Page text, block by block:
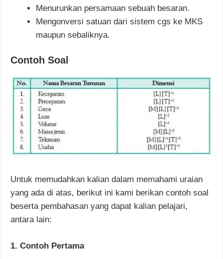
Menurunkan persamaan sebuah besaran.
Mengonversi satuan dari sistem cgs ke MKS
maupun sebaliknya.
Contoh Soal
Untuk memudahkan kalian dalam memahami uraian
yang ada di atas, berikut ini kami berikan contoh soal
beserta pembahasan yang dapat kalian pelajari,
antara lain:
1. Contoh Pertama